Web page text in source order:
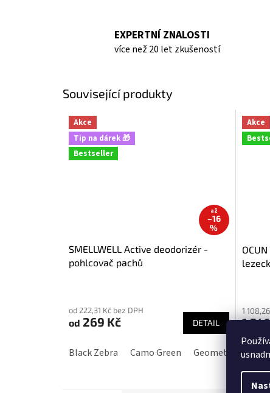
EXPERTNÍ ZNALOSTI
více než 20 let zkušeností
Související produkty
Akce
Tip na dárek 🎁
Bestseller
až
–16
%
SMELLWELL Active deodorizér -
pohlcovač pachů
produktu
je
z
od 222,31 Kč bez DPH
od 269 Kč DETAIL
Black Zebra Camo Green Geometric Black/
Akce
5,0
z
5
1
1
Green